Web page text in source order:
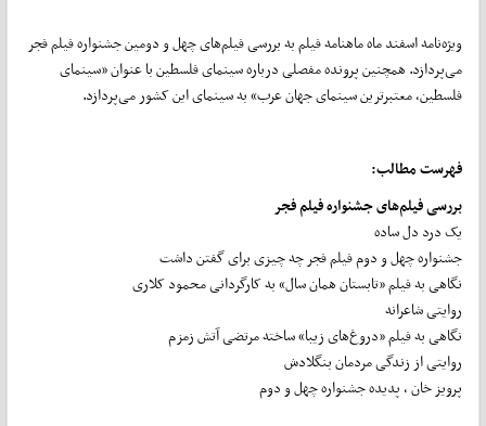
ویژه‌نامه اسفند ماه ماهنامه فیلم به بررسی فیلم‌های چهل و دومین جشنواره فیلم فجر
می‌پردازد. همچنین پرونده مفصلی درباره سینمای فلسطین با عنوان «سینمای
فلسطین، معتبرترین سینمای جهان عرب» به سینمای این کشور می‌پردازد.
فهرست مطالب:
بررسی فیلم‌های جشنواره فیلم فجر
یک درد دل ساده
جشنواره چهل و دوم فیلم فجر چه چیزی برای گفتن داشت
نگاهی به فیلم «تابستان همان سال» به کارگردانی محمود کلاری
روایتی شاعرانه
نگاهی به فیلم «دروغ‌های زیبا» ساخته مرتضی آتش زمزم
روایتی از زندگی مردمان بنگلادش
پرویز خان ، پدیده جشنواره چهل و دوم